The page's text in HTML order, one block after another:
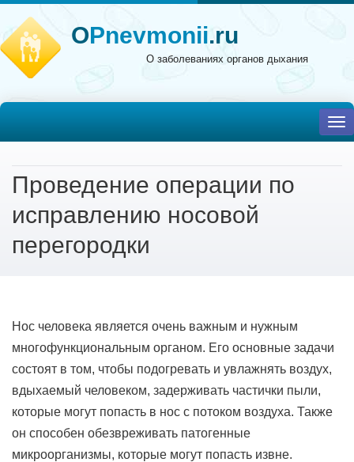
OPnevmonii.ru
О заболеваниях органов дыхания
Проведение операции по
исправлению носовой
перегородки
Нос человека является очень важным и нужным
многофункциональным органом. Его основные задачи
состоят в том, чтобы подогревать и увлажнять воздух,
вдыхаемый человеком, задерживать частички пыли,
которые могут попасть в нос с потоком воздуха. Также
он способен обезвреживать патогенные
микроорганизмы, которые могут попасть извне.